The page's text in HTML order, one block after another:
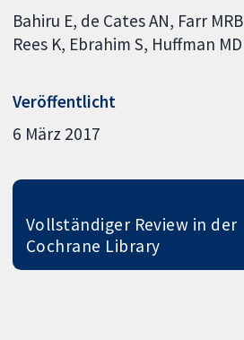
Bahiru E de Cates AN Farr MRB
Rees K Ebrahim S Huffman MD
Veröffentlicht
6 März 2017
Vollständiger Review in der
Cochrane Library